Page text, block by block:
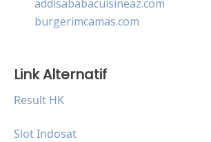
addisababacuisineaz.com
burgerimcamas.com
Link Alternatif
Result HK
Slot Indosat